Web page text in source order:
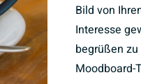
Bild von
Interesse
begrüßen
Moodboard-